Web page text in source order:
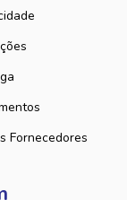
Fornecedores